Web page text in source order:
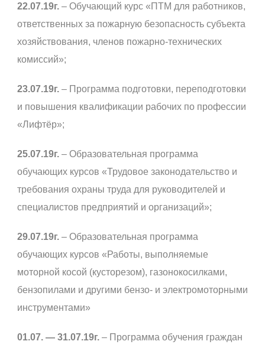
22.07.19г. – Обучающий курс «ПТМ для работников,
ответственных за пожарную безопасность субъекта
хозяйствования, членов пожарно-технических
комиссий»;
23.07.19г. – Программа подготовки, переподготовки
и повышения квалификации рабочих по профессии
«Лифтёр»;
25.07.19г. – Образовательная программа
обучающих курсов «Трудовое законодательство и
требования охраны труда для руководителей и
специалистов предприятий и организаций»;
29.07.19г. – Образовательная программа
обучающих курсов «Работы, выполняемые
моторной косой (кусторезом), газонокосилками,
бензопилами и другими бензо- и электромоторными
инструментами»
01.07. — 31.07.19г. – Программа обучения граждан